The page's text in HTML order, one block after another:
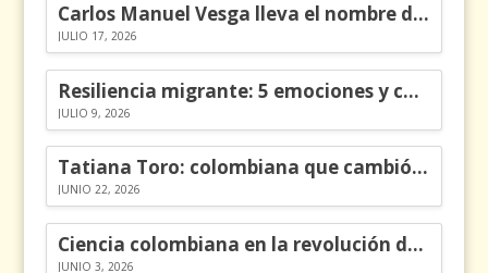
Carlos Manuel Vesga lleva el nombre de Colombia a los Emmy
JULIO 17, 2026
Resiliencia migrante: 5 emociones y cómo gestionarlas
JULIO 9, 2026
Tatiana Toro: colombiana que cambió la historia de las matemáticas
JUNIO 22, 2026
Ciencia colombiana en la revolución de los órganos en chips
JUNIO 3, 2026